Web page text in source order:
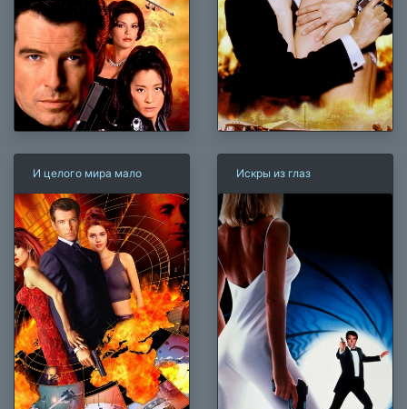
И целого мира мало Искры из глаз